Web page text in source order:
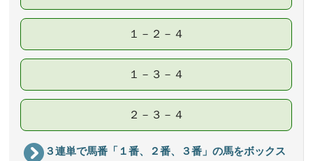
１－２－４
１－３－４
２－３－４
３連単で馬番「１番、２番、３番」の馬をボックス